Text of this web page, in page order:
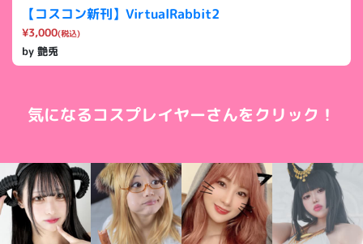
【コスコン新刊】VirtualRabbit2
¥3,000(税込)
by 艶兎
気になるコスプレイヤーさんをクリック！